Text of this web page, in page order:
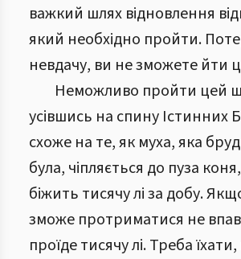
важкий шлях відновлення
який необхідно пройти.
невдачу, ви не зможете йти
Неможливо пройти цей
усівшись на спину Істинних
схоже на те, як муха, яка
була, чіпляється до пуза
біжить тисячу лі за добу.
зможе протриматися не
проїде тисячу лі. Треба їхати,